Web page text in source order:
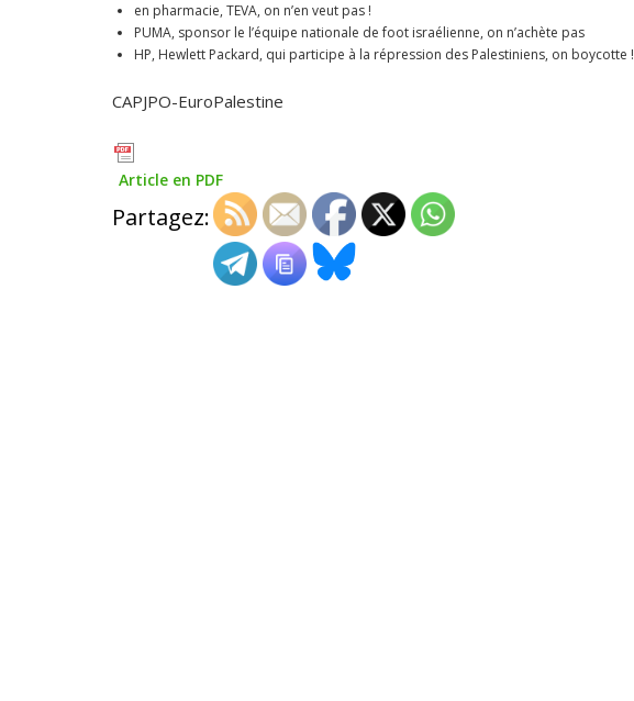
en pharmacie, TEVA, on n’en veut pas !
PUMA, sponsor le l’équipe nationale de foot israélienne, on n’achète pas
HP, Hewlett Packard, qui participe à la répression des Palestiniens, on boycotte !
CAPJPO-EuroPalestine
Article en PDF
Partagez: